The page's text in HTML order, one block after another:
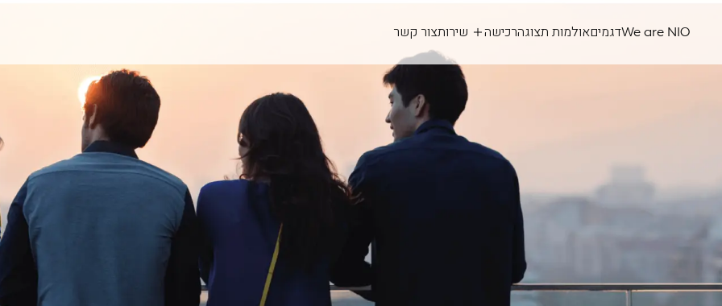
We are NIOדגמיםאולמות תצוגהרכישה שירותצור קשר